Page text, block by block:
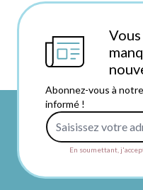
Abonnez-vous à
informé !
En soumettant,